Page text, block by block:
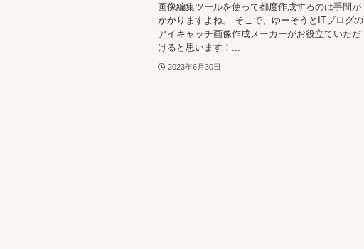
画像編集ツールを使って都度作成するのは手間が
かかりますよね。 そこで、ゆーそうとITブログの
アイキャッチ画像作成メーカーがお役立ていただ
けると思います！...
2023年6月30日